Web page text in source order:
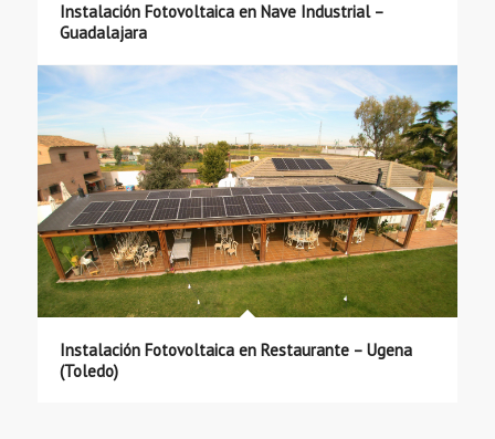
Instalación Fotovoltaica en Nave Industrial –
Guadalajara
Instalación Fotovoltaica en Restaurante – Ugena
(Toledo)